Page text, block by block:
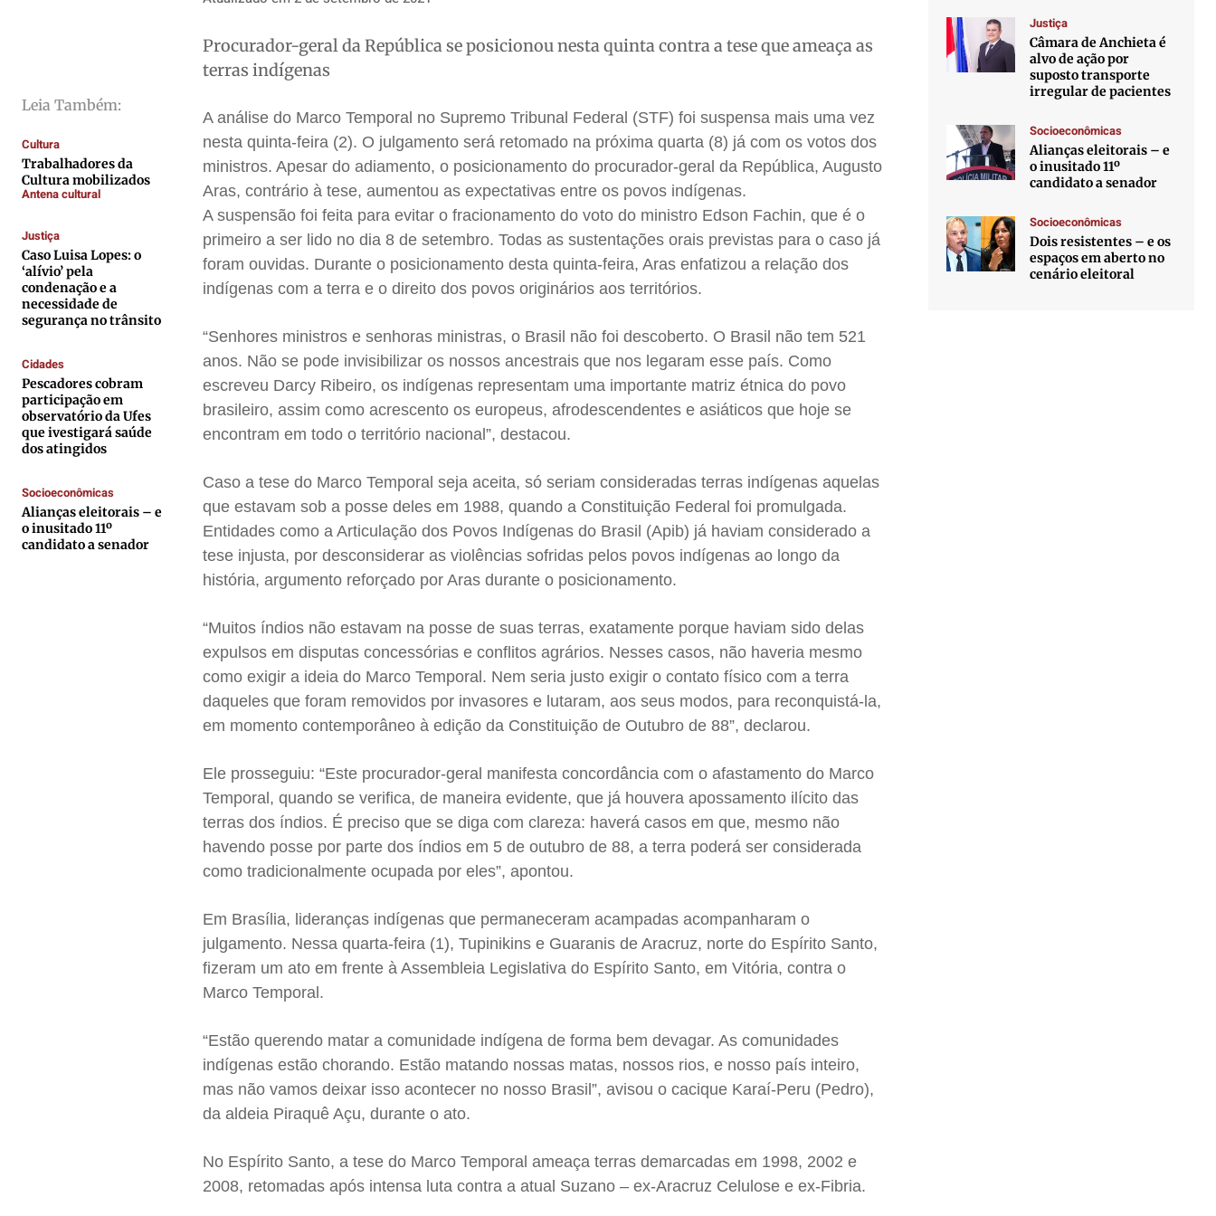
Colunas
Caetano Roque
Gustavo Bastos
Jr Mignone (in memorian)
Publicidade Legal
Anuncie
Quem Somos
Expediente
Contato
Anuncie
Termos de Uso
Privacidade
Colunas
Caetano Roque
Gustavo Bastos
Jr Mignone (in memorian)
Publicidade Legal
Anuncie
Quem Somos
Expediente
Contato
Anuncie
Termos de Uso
Privacidade
Colunas
Caetano Roque
Gustavo Bastos
Jr Mignone (in memorian)
Publicidade Legal
Anuncie
Quem Somos
Expediente
Contato
Anuncie
Termos de Uso
Privacidade
Colunas
Caetano Roque
Gustavo Bastos
Jr Mignone (in memorian)
Publicidade Legal
Anuncie
Quem Somos
Expediente
Contato
Anuncie
Termos de Uso
Privacidade
Leia Também:
Cultura
Trabalhadores da
Cultura mobilizados
Antena cultural
Justiça
Caso Luisa Lopes: o
‘alívio’ pela
condenação e a
necessidade de
segurança no trânsito
Cidades
Pescadores cobram
participação em
observatório da Ufes
que ivestigará saúde
dos atingidos
Socioeconômicas
Alianças eleitorais – e
o inusitado 11º
candidato a senador
Procurador-geral da República se posicionou nesta quinta contra a tese que ameaça as
terras indígenas
A análise do Marco Temporal no Supremo Tribunal Federal (STF) foi suspensa mais uma vez
nesta quinta-feira (2). O julgamento será retomado na próxima quarta (8) já com os votos dos
ministros. Apesar do adiamento, o posicionamento do procurador-geral da República, Augusto
Aras, contrário à tese, aumentou as expectativas entre os povos indígenas.
A suspensão foi feita para evitar o fracionamento do voto do ministro Edson Fachin, que é o
primeiro a ser lido no dia 8 de setembro. Todas as sustentações orais previstas para o caso já
foram ouvidas. Durante o posicionamento desta quinta-feira, Aras enfatizou a relação dos
indígenas com a terra e o direito dos povos originários aos territórios.
“Senhores ministros e senhoras ministras, o Brasil não foi descoberto. O Brasil não tem 521
anos. Não se pode invisibilizar os nossos ancestrais que nos legaram esse país. Como
escreveu Darcy Ribeiro, os indígenas representam uma importante matriz étnica do povo
brasileiro, assim como acrescento os europeus, afrodescendentes e asiáticos que hoje se
encontram em todo o território nacional”, destacou.
Caso a tese do Marco Temporal seja aceita, só seriam consideradas terras indígenas aquelas
que estavam sob a posse deles em 1988, quando a Constituição Federal foi promulgada.
Entidades como a Articulação dos Povos Indígenas do Brasil (Apib) já haviam considerado a
tese injusta, por desconsiderar as violências sofridas pelos povos indígenas ao longo da
história, argumento reforçado por Aras durante o posicionamento.
“Muitos índios não estavam na posse de suas terras, exatamente porque haviam sido delas
expulsos em disputas concessórias e conflitos agrários. Nesses casos, não haveria mesmo
como exigir a ideia do Marco Temporal. Nem seria justo exigir o contato físico com a terra
daqueles que foram removidos por invasores e lutaram, aos seus modos, para reconquistá-la,
em momento contemporâneo à edição da Constituição de Outubro de 88”, declarou.
Ele prosseguiu: “Este procurador-geral manifesta concordância com o afastamento do Marco
Temporal, quando se verifica, de maneira evidente, que já houvera apossamento ilícito das
terras dos índios. É preciso que se diga com clareza: haverá casos em que, mesmo não
havendo posse por parte dos índios em 5 de outubro de 88, a terra poderá ser considerada
como tradicionalmente ocupada por eles”, apontou.
Em Brasília, lideranças indígenas que permaneceram acampadas acompanharam o
julgamento. Nessa quarta-feira (1), Tupinikins e Guaranis de Aracruz, norte do Espírito Santo,
fizeram um ato em frente à Assembleia Legislativa do Espírito Santo, em Vitória, contra o
Marco Temporal.
“Estão querendo matar a comunidade indígena de forma bem devagar. As comunidades
indígenas estão chorando. Estão matando nossas matas, nossos rios, e nosso país inteiro,
mas não vamos deixar isso acontecer no nosso Brasil”, avisou o cacique Karaí-Peru (Pedro),
da aldeia Piraquê Açu, durante o ato.
No Espírito Santo, a tese do Marco Temporal ameaça terras demarcadas em 1998, 2002 e
2008, retomadas após intensa luta contra a atual Suzano – ex-Aracruz Celulose e ex-Fibria.
Justiça
Câmara de Anchieta é
alvo de ação por
suposto transporte
irregular de pacientes
Socioeconômicas
Alianças eleitorais – e
o inusitado 11º
candidato a senador
Socioeconômicas
Dois resistentes – e os
espaços em aberto no
cenário eleitoral